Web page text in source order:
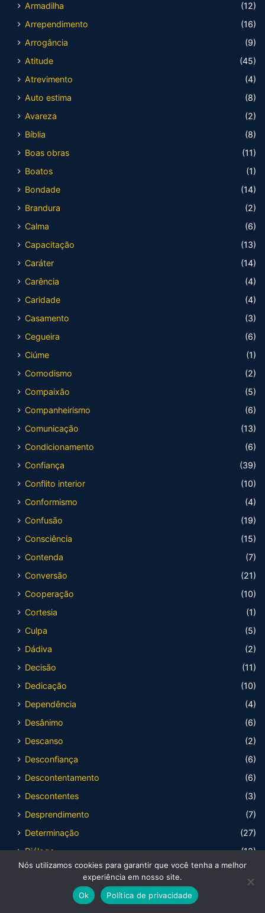
Armadilha
(12)
Arrependimento
(16)
Arrogância
(9)
Atitude
(45)
Atrevimento
(4)
Auto estima
(8)
Avareza
(2)
Bíblia
(8)
Boas obras
(11)
Boatos
(1)
Bondade
(14)
Brandura
(2)
Calma
(6)
Capacitação
(13)
Caráter
(14)
Carência
(4)
Caridade
(4)
Casamento
(3)
Cegueira
(6)
Ciúme
(1)
Comodismo
(2)
Compaixão
(5)
Companheirismo
(6)
Comunicação
(13)
Condicionamento
(6)
Confiança
(39)
Conflito interior
(10)
Conformismo
(4)
Confusão
(19)
Consciência
(15)
Contenda
(7)
Conversão
(21)
Cooperação
(10)
Cortesia
(1)
Culpa
(5)
Dádiva
(2)
Decisão
(11)
Dedicação
(10)
Dependência
(4)
Desânimo
(6)
Descanso
(2)
Desconfiança
(6)
Descontentamento
(6)
Descontentes
(3)
Desprendimento
(7)
Determinação
(27)
Diálogo
(12)
Dignidade
Discernimento
(16)
Nós utilizamos cookies para garantir que você tenha a melhor
experiência em nosso site.
Ok
Política de privacidade